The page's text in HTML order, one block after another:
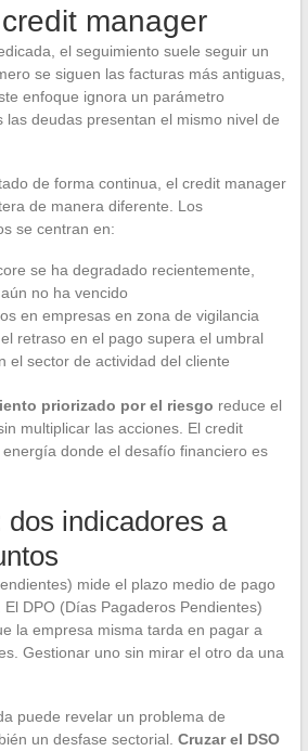
manager
el seguimiento suele seguir un
se siguen las facturas más antiguas,
enfoque ignora un parámetro
las deudas presentan el mismo nivel de
de forma continua, el credit manager
de manera diferente. Los
se centran en:
se ha degradado recientemente,
no ha vencido
en empresas en zona de vigilancia
retraso en el pago supera el umbral
el sector de actividad del cliente
priorizado por el riesgo reduce el
multiplicar las acciones. El credit
donde el desafío financiero es
dos indicadores a
mide el plazo medio de pago
DPO (Días Pagaderos Pendientes)
la empresa misma tarda en pagar a
Gestionar uno sin mirar el otro da una
puede revelar un problema de
un desfase sectorial. Cruzar el DSO